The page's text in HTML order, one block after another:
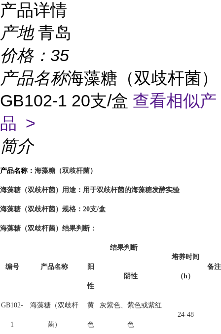
产品详情
产地 青岛
价格： 35
产品名称海藻糖（双歧杆菌）
GB102-1 20支/盒 查看相似产
品 >
简介
产品名称： 海藻糖（双歧杆菌）
海藻糖（双歧杆菌）用途： 用于双歧杆菌的海藻糖发酵实验
海藻糖（双歧杆菌） 规格：20支/盒
海藻糖（双歧杆菌） 结果判断：
编号 产品名称
结果判断
培养时间
（h）
备注
阳
性
阴性
GB102-
1
海藻糖（双歧杆
菌）
黄
色
灰紫色、紫色或紫红
色
24-48